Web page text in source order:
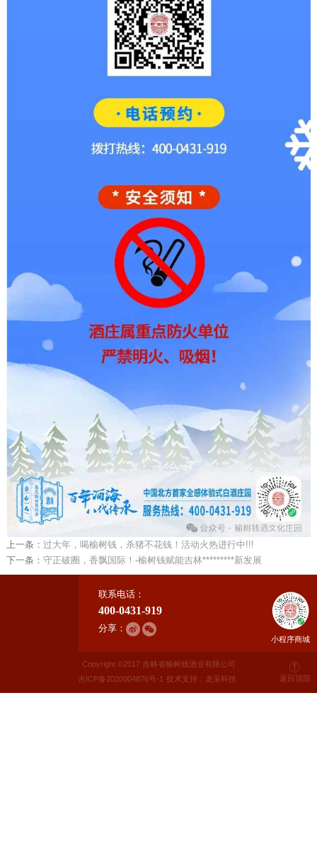
上一条： 过大年，喝榆树钱，杀猪不花钱！活动火热进行中!!!
下一条： 守正破圈，香飘国际！-榆树钱赋能吉林*********新发展
联系电话：
400-0431-919
分享：
小程序商城
Copyright ©2017 吉林省榆树钱酒业有限公司
吉ICP备2020004876号-1 技术支持：龙采科技 返回顶部